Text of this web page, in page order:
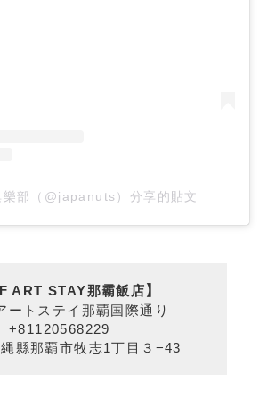
樂部（@japanuts）分享的貼文
ART STAY那霸飯店 】
ートステイ那覇国際通り
+81120568229
縣那覇市牧志1丁目３−43